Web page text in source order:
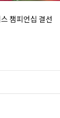
챔피언십 결선